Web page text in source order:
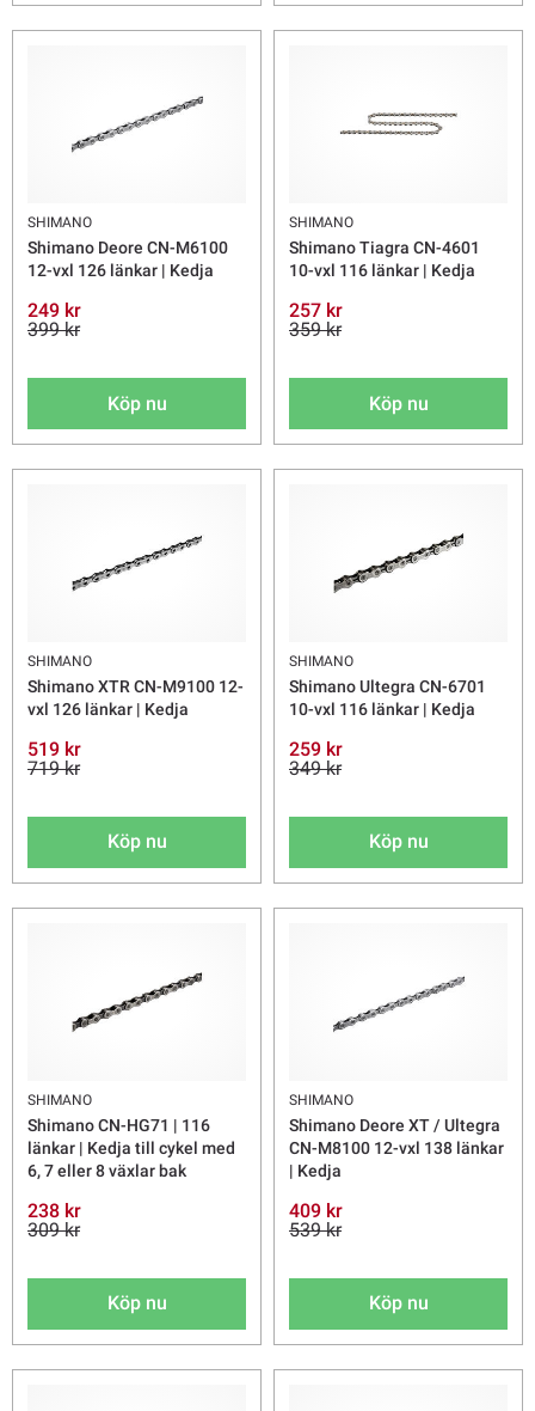
SHIMANO
Shimano Deore CN-M6100
12-vxl 126 länkar | Kedja
249 kr
399 kr
Köp nu
SHIMANO
Shimano Tiagra CN-4601
10-vxl 116 länkar | Kedja
257 kr
359 kr
Köp nu
SHIMANO
Shimano XTR CN-M9100 12-
vxl 126 länkar | Kedja
519 kr
719 kr
Köp nu
SHIMANO
Shimano Ultegra CN-6701
10-vxl 116 länkar | Kedja
259 kr
349 kr
Köp nu
SHIMANO
Shimano CN-HG71 | 116
länkar | Kedja till cykel med
6, 7 eller 8 växlar bak
238 kr
309 kr
Köp nu
SHIMANO
Shimano Deore XT / Ultegra
CN-M8100 12-vxl 138 länkar
| Kedja
409 kr
539 kr
Köp nu